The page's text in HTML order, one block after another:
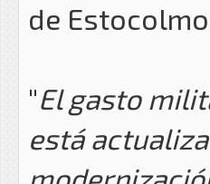
de
"El gasto
está